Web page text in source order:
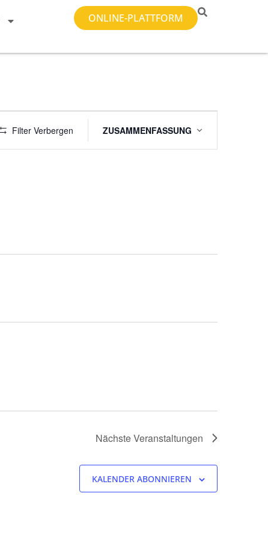
ONLINE-PLATTFORM
Filter Verbergen
Ansichten-
ZUSAMMENFASSUNG
NächsteVeranstaltungen
KALENDER ABONNIEREN